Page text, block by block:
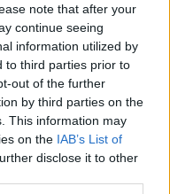
note that after your
continue seeing
information utilized by
to third parties prior to
out of the further
by third parties on the
This information may
on the IAB’s List of
disclose it to other
δικαιούχων του